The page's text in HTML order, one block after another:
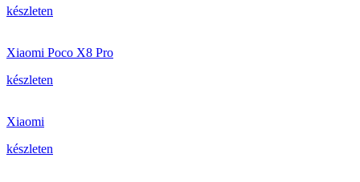
készleten
Xiaomi Poco X8 Pro
készleten
Xiaomi
készleten